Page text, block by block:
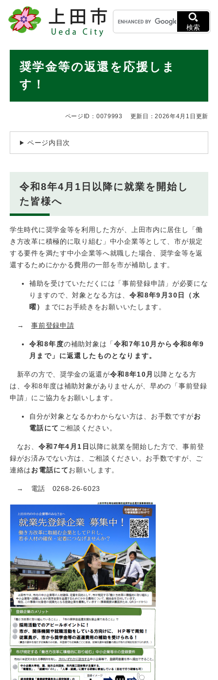
メニューを飛ばして本文へ
キ
ー
ワ
検
検索
奨学金等の返還を応援しま
す！
ページID：0079993 更新日：2026年4月1日更新
ページ内目次
令和8年4月1日以降に就業を開始し
た皆様へ
学生時代に奨学金等を利用した方が、上田市内に居住し「働
き方改革に積極的に取り組む」中小企業等として、市が規定
する要件を満たす中小企業等へ就職した場合、奨学金等を返
還するためにかかる費用の一部を市が補助します。
補助を受けていただくには「事前登録申請」が必要にな
りますので、対象となる方は、 令和8年9月30日（水
曜）
までにお手続きをお願いいたします。
→事前登録申請
令和8年度の補助対象は「令和7年10月から令和8年9
月まで」 に返還したものとなります。
新卒の方で、奨学金の返還が令和8年10月 以降となる方
は、令和8年度は補助対象がありませんが、早めの「事前登録
申請」にご協力をお願いします。
自分が対象となるかわからない方は、お手数ですがお
電話にて ご相談ください。
なお、 令和7年4月1日 以降に就業を開始した方で、事前登
録がお済みでない方は、ご相談ください。お手数ですが、ご
連絡はお電話にてお願いします。
→ 電話 0268-26-6023